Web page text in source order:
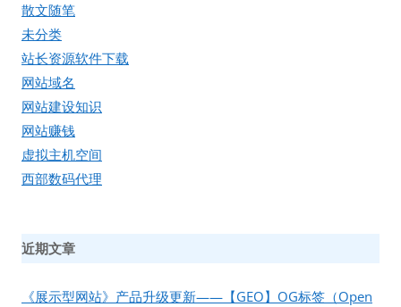
散文随笔
未分类
站长资源软件下载
网站域名
网站建设知识
网站赚钱
虚拟主机空间
西部数码代理
近期文章
《展示型网站》产品升级更新——【GEO】OG标签（Open